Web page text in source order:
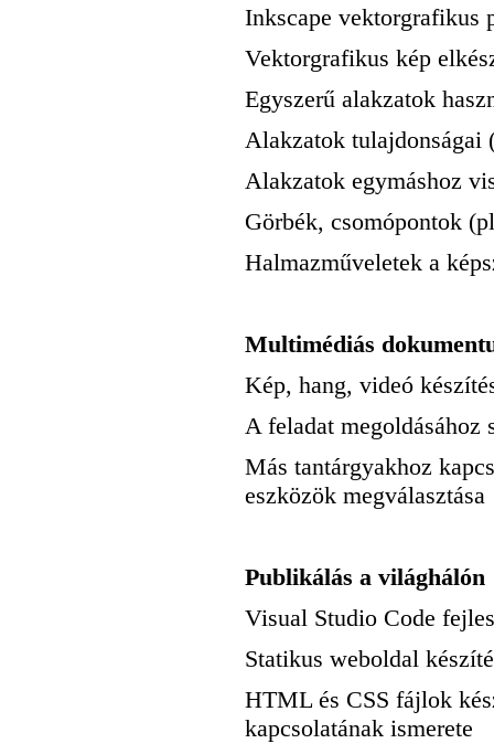
Inkscape vektorgrafikus
Vektorgrafikus kép
Egyszerű alakzatok
Alakzatok tulajdonságai
Alakzatok egymáshoz
Görbék, csomópontok
Halmazműveletek a
Multimédiás
Kép, hang, videó
A feladat megoldásához
Más tantárgyakhoz
eszközök megválasztása
Publikálás a világhálón
Visual Studio Code
Statikus weboldal
HTML és CSS fájlok
kapcsolatának ismerete